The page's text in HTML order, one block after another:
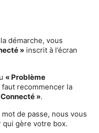
démarche, vous
» inscrit à l’écran
« Problème
faut recommencer la
Connecté ».
de passe, nous vous
gère votre box.